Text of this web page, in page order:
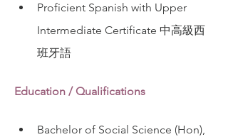
Proficient Spanish with Upper
Intermediate Certificate 中高級西
班牙語
Education / Qualifications
Bachelor of Social Science (Hon),